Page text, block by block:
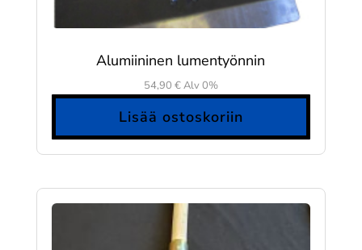
Alumiininen lumentyönnin
54,90 €Alv 0%
Lisää ostoskoriin